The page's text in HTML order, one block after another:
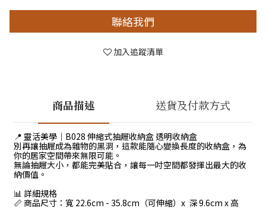
聯絡我們
加入追蹤清單
商品描述 送貨及付款方式
📍 靈活美學｜B028 伸縮式抽屜收納盒 透明收納盒
別再讓抽屜成為雜物的黑洞，這款能隨心變換長度的收納盒，為
你的居家空間帶來無限可能。
無論抽屜大小，都能完美貼合，讓每一吋空間都發揮出最大的收
納價值。
📊 詳細規格
📏 商品尺寸：寬 22.6cm - 35.8cm（可伸縮）x 深 9.6cm x 高